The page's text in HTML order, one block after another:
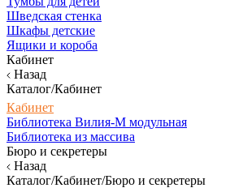
Шведская стенка
Шкафы детские
Ящики и короба
Кабинет
Назад
Каталог/Кабинет
Кабинет
Библиотека Вилия-М модульная
Библиотека из массива
Бюро и секретеры
Назад
Каталог/Кабинет/Бюро и секретеры